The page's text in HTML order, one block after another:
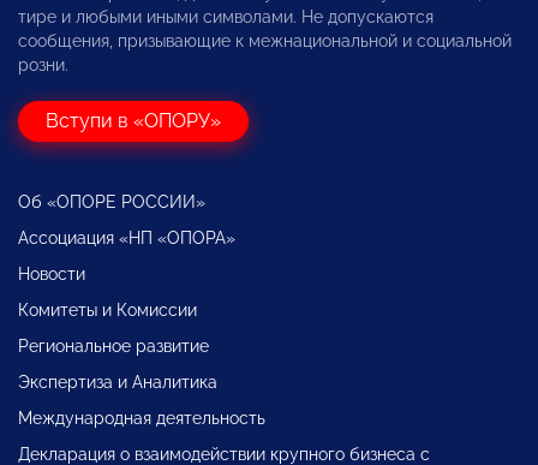
тире и любыми иными символами. Не допускаются
сообщения, призывающие к межнациональной и социальной
розни.
Вступи в «ОПОРУ»
Об «ОПОРЕ РОССИИ»
Ассоциация «НП «ОПОРА»
Новости
Комитеты и Комиссии
Региональное развитие
Экспертиза и Аналитика
Международная деятельность
Декларация о взаимодействии крупного бизнеса с